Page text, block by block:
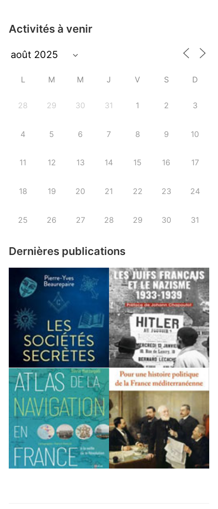
Activités à venir
L M M J V S D
28 29 30 31 1 2 3
4 5 6 7 8 9 10
11 12 13 14 15 16 17
18 19 20 21 22 23 24
25 26 27 28 29 30 31
Dernières publications